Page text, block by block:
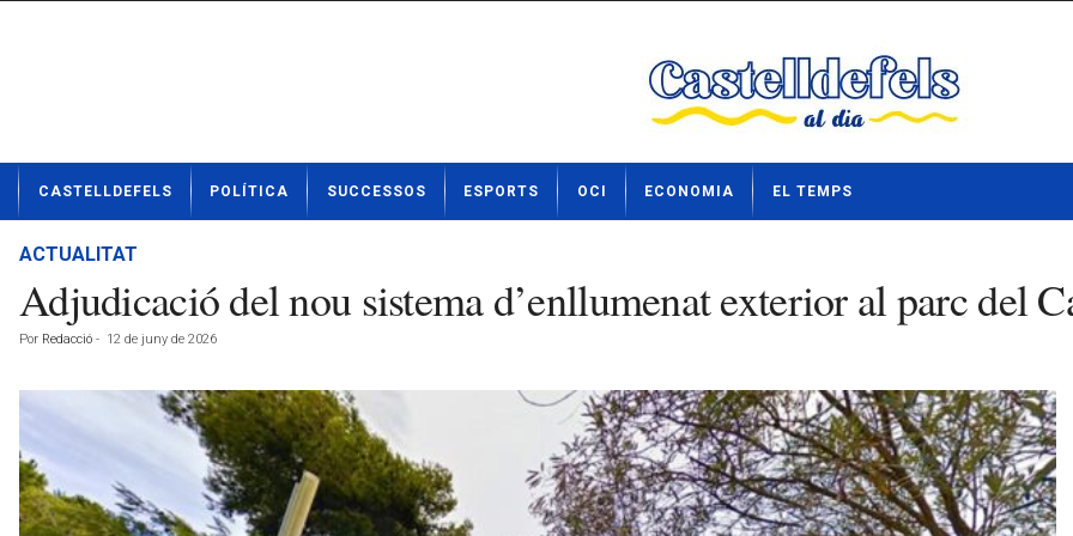
t
CASTELLDEFELS POLÍTICA SUCCESSOS ESPORTS OCI ECONOMIA EL TEMPS
ACTUALITAT
Adjudicació del nou sistema d’enllumenat exterior al parc del
Por Redacció - 12 de juny de 2026